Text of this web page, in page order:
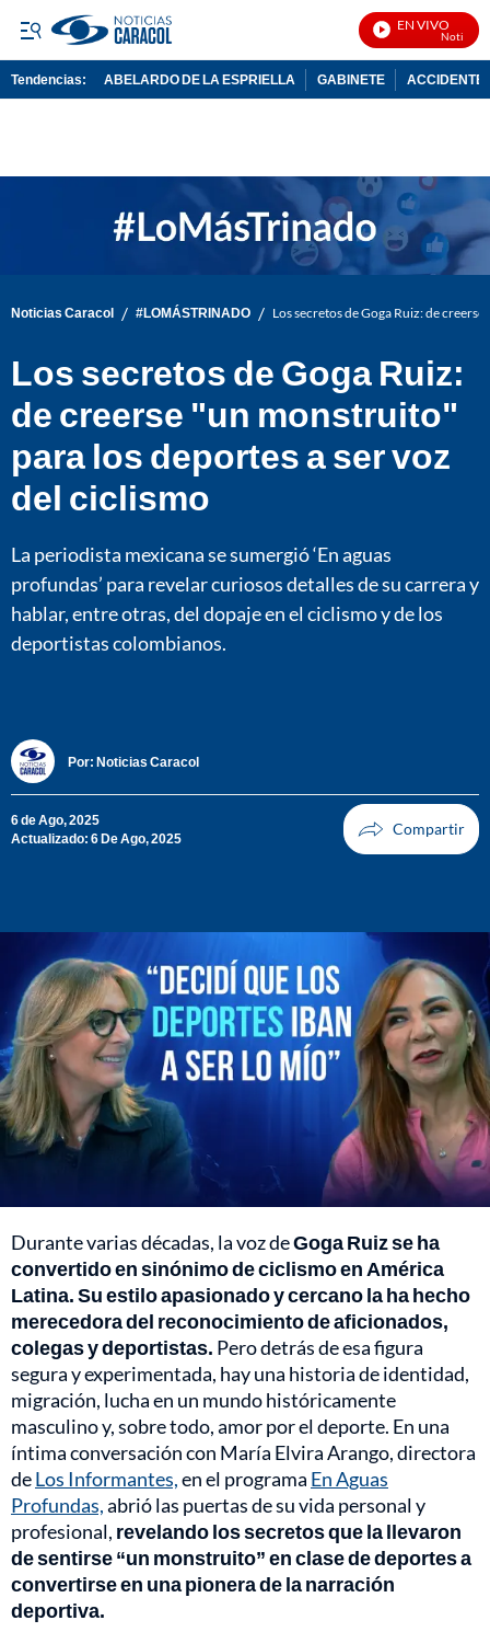
EN VIVO
Noticias
Tendencias: ABELARDO DE LA ESPRIELLA GABINETE ACCIDENTE
Noticias Caracol / #LOMÁSTRINADO / Los secretos de Goga Ruiz: de
Los secretos de Goga Ruiz:
de creerse "un monstruito"
para los deportes a ser voz
del ciclismo
La periodista mexicana se sumergió ‘En aguas
profundas’ para revelar curiosos detalles de su carrera y
hablar, entre otras, del dopaje en el ciclismo y de los
deportistas colombianos.
Por: Noticias Caracol
6 de Ago, 2025
Actualizado: 6 De Ago, 2025
Durante varias décadas, la voz deGoga Ruiz se ha
convertido en sinónimo de ciclismo en América
Latina. Su estilo apasionado y cercano la ha hecho
merecedora del reconocimiento de aficionados,
colegas y deportistas. Pero detrás de esa figura
segura y experimentada, hay una historia de identidad,
migración, lucha en un mundo históricamente
masculino y, sobre todo, amor por el deporte. En una
íntima conversación con María Elvira Arango, directora
deLos Informantes,en el programa En Aguas
Profundas,abrió las puertas de su vida personal y
profesional, revelando los secretos que la llevaron
de sentirse “un monstruito” en clase de deportes a
convertirse en una pionera de la narración
deportiva.